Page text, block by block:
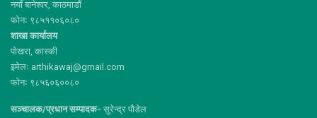
नयाँ बानेश्वर, काठमाडौं
फोनः ९८५११०६०८०
शाखा कार्यालय
पोखरा, कास्की
इमेलः arthikawaj@gmail.com
फोनः ९८५६०६००८०
सञ्चालक/प्रधान सम्पादक- सुरेन्द्र पौडेल